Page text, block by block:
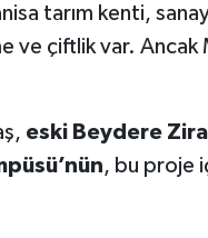
tarım kenti,
ve çiftlik var. Ancak
eski Beydere
, bu proje